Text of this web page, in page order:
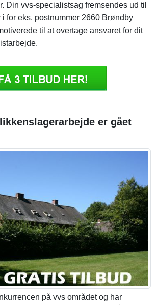
Din vvs-specialistsag fremsendes ud til
for eks. postnummer 2660 Brøndby
til at overtage ansvaret for dit
er gået
på vvs området og har